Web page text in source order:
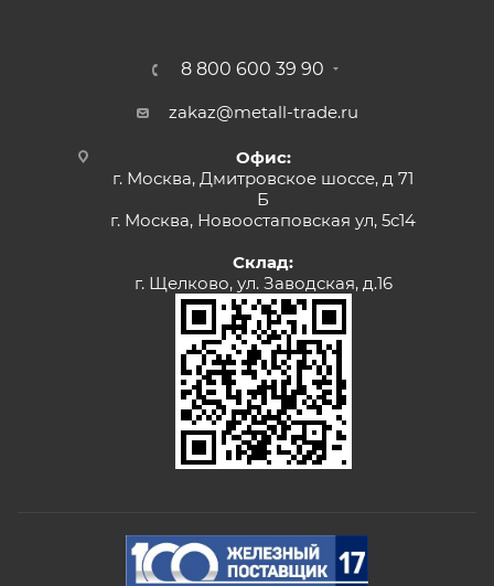
8 800 600 39 90
zakaz@metall-trade.ru
Офис:
г. Москва, Дмитровское шоссе, д 71
Б
г. Москва, Новоостаповская ул, 5с14
Склад:
г. Щелково, ул. Заводская, д.16